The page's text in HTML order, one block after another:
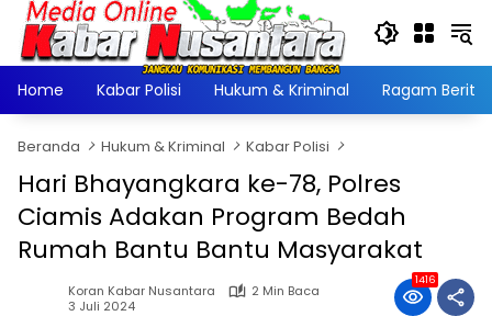
Langsung
konten
Home
Kabar Polisi Hukum & Kriminal Ragam Berita
Beranda Hukum & Kriminal Kabar Polisi
Hari Bhayangkara ke-78, Polres
Ciamis Adakan Program Bedah
Rumah Bantu Bantu Masyarakat
Koran Kabar Nusantara
2 Min Baca
3 Juli 2024
1416